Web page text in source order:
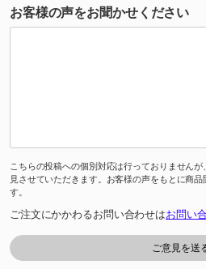
お客様の声をお聞かせください
こちらの投稿への個別対応は行っておりません
見させていただきます。お客様の声をもとに商
す。
ご注文にかかわるお問い合わせはお問い